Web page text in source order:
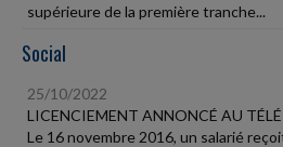
supérieure de la première tranche...
Social
25/10/2022
LICENCIEMENT ANNONCÉ AU
Le 16 novembre 2016, un salarié